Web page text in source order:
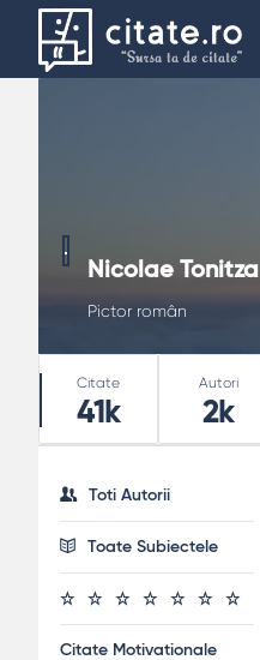
Nicolae Tonitza
Pictor român
Stats
Citate
41k
Autori
2k
Toti Autorii
Toate Subiectele
Citate Motivationale